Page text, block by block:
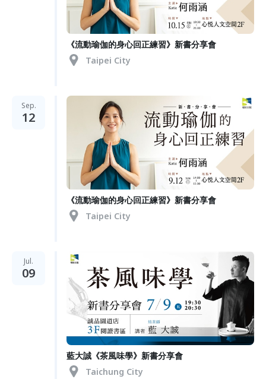
《流動瑜伽的身心回正練習》新書分享會
Taipei City
Sep.
12
《流動瑜伽的身心回正練習》新書分享會
Taipei City
Jul.
09
藍大誠《茶風味學》新書分享會
Taichung City